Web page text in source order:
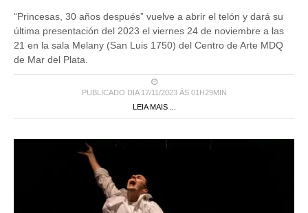
“Princesas, 30 años después” vuelve a abrir el telón y dará su
última presentación del 2023 el viernes 24 de noviembre a las
21 en la sala Melany (San Luis 1750) del Centro de Arte MDQ
de Mar del Plata.
PUBLICADO DIA 17/11/2023 ÀS 01H29MIN
LEIA MAIS ...